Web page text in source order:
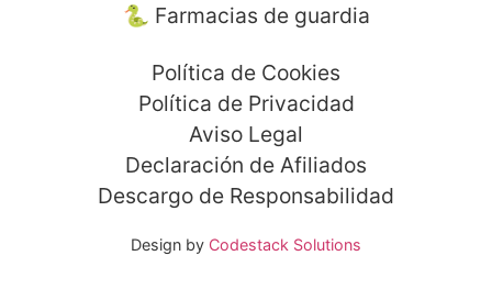
🐍 Farmacias de guardia
Política de Cookies
Política de Privacidad
Aviso Legal
Declaración de Afiliados
Descargo de Responsabilidad
Design by Codestack Solutions